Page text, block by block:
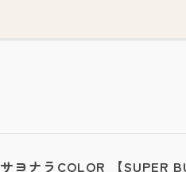
サヨナラCOLOR 【SUPER